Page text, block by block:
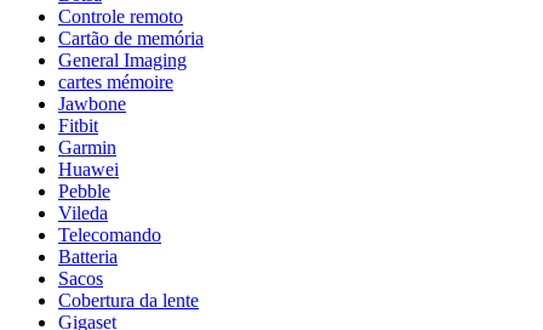
Controle remoto
Cartão de memória
General Imaging
cartes mémoire
Jawbone
Fitbit
Garmin
Huawei
Pebble
Vileda
Telecomando
Batteria
Sacos
Cobertura da lente
Gigaset